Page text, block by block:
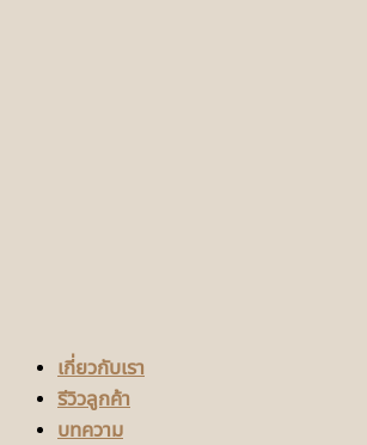
เกี่ยวกับเรา
รีวิวลูกค้า
บทความ